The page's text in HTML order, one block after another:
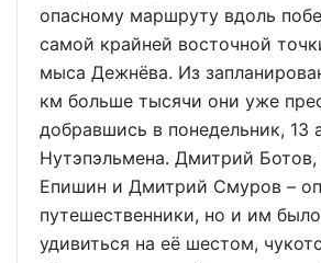
опасному маршруту вдоль
самой крайней восточной
мыса Дежнёва. Из
км больше тысячи они уже
добравшись в понедельник, 13
Нутэпэльмена. Дмитрий Ботов,
Епишин и Дмитрий Смуров –
путешественники, но и им
удивиться на её шестом,